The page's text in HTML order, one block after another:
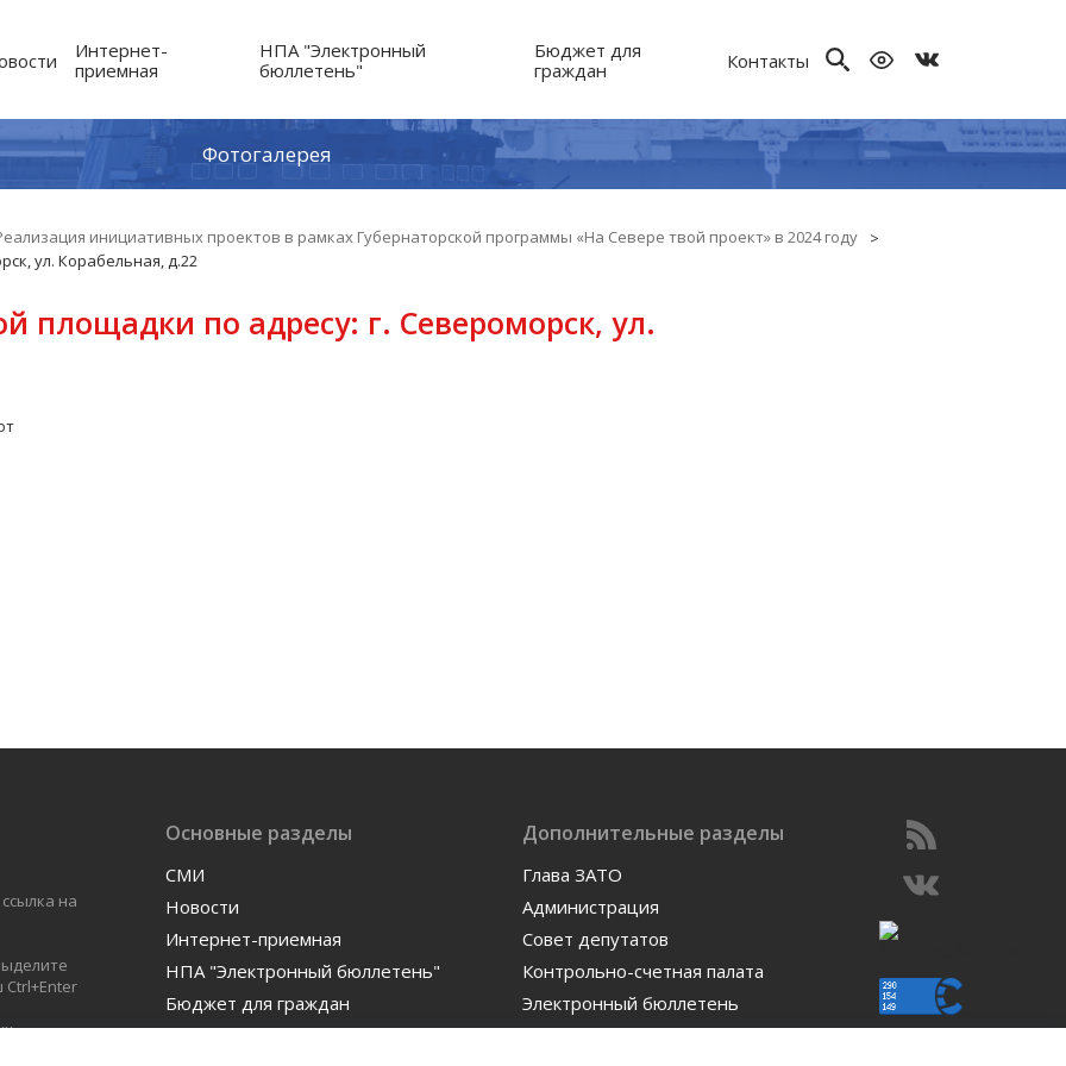
Интернет-
приемная
НПА "Электронный
бюллетень"
Бюджет для
граждан
Контакты
Фотогалерея
инициативных проектов в рамках Губернаторской программы «На Севере твой проект» в 2024 году
ул. Корабельная, д.22
площадки по адресу: г. Североморск, ул.
на
Ctrl+Enter
Основные разделы
СМИ
Новости
Интернет-приемная
НПА "Электронный бюллетень"
Бюджет для граждан
Контакты
Дополнительные разделы
Глава ЗАТО
Администрация
Совет депутатов
Контрольно-счетная палата
Электронный бюллетень
Фотогалерея